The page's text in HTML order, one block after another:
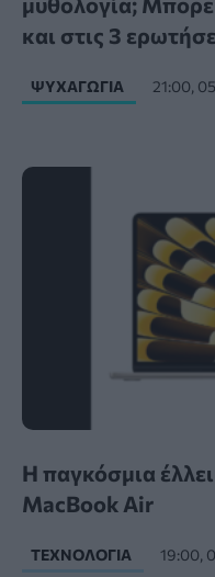
και στις 3
ΨΥΧΑΓΩΓΊΑ 21:00,
Η παγκόσμια
MacBook Air
ΤΕΧΝΟΛΟΓΊΑ 19:00,